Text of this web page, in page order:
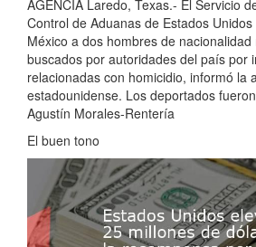
AGENCIA Laredo, Texas.- El Servicio
Control de Aduanas de Estados
México a dos hombres de
buscados por autoridades del país por
relacionadas con homicidio, informó la
estadounidense. Los deportados
Agustín Morales-Rentería
El buen tono